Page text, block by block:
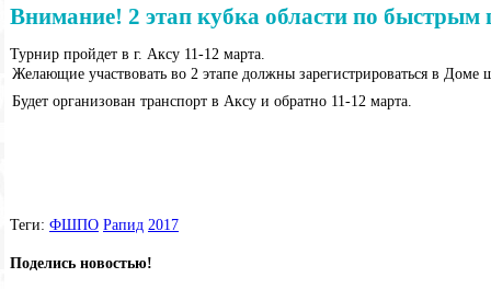
Внимание! 2 этап кубка области по быстрым
Турнир пройдет в г. Аксу 11-12 марта.
Желающие участвовать во 2 этапе должны зарегистрироваться в Доме
Будет организован транспорт в Аксу и обратно 11-12 марта.
Теги: ФШПО Рапид 2017
Поделись новостью!